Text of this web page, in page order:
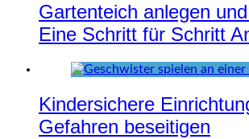
Gartenteich anlegen
Eine Schritt für Schritt
Kindersichere
Gefahren beseitigen